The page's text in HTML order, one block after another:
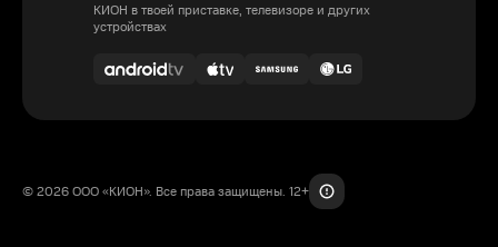
КИОН в твоей приставке, телевизоре и других
устройствах
© 2026 ООО «КИОН». Все права защищены. 12+